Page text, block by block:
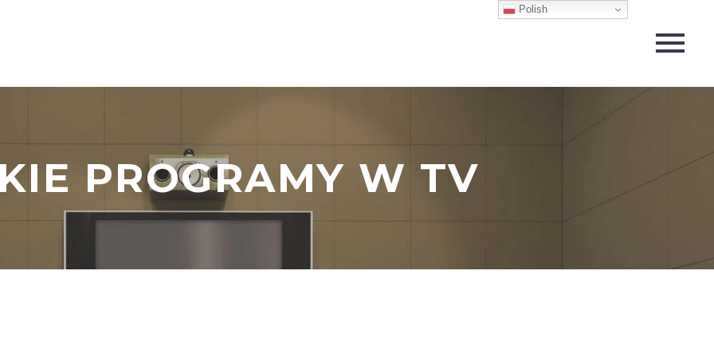
PROGRAMY W TV
Polish